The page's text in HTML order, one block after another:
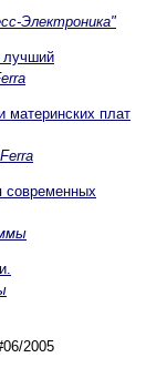
Электроника"
лучший
материнских плат
современных
2005